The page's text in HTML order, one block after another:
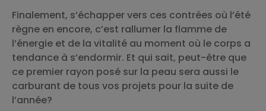
Finalement, s’échapper vers ces contrées où l’été
règne en encore, c’est rallumer la flamme de
l’énergie et de la vitalité au moment où le corps a
tendance à s’endormir. Et qui sait, peut-être que
ce premier rayon posé sur la peau sera aussi le
carburant de tous vos projets pour la suite de
l’année?